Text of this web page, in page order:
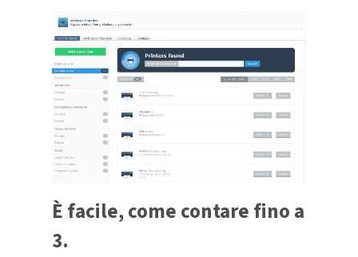
È facile, come contare fino a
3.